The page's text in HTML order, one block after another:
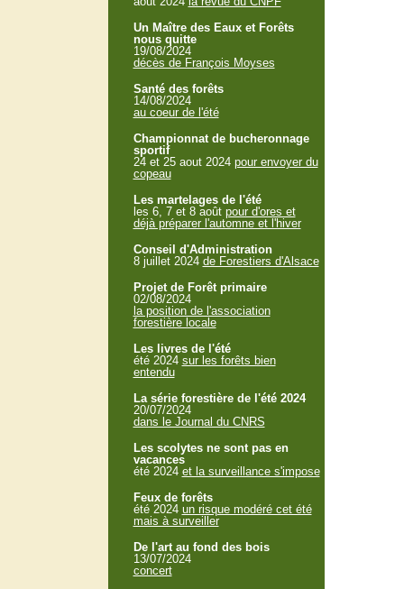
Un Maître des Eaux et Forêts
nous quitte
19/08/2024
décès de François Moyses
Santé des forêts
14/08/2024
au coeur de l'été
Championnat de bucheronnage
sportif
24 et 25 aout 2024 pour envoyer du
copeau
Les martelages de l'été
les 6, 7 et 8 août pour d'ores et
déjà préparer l'automne et l'hiver
Conseil d'Administration
8 juillet 2024 de Forestiers d'Alsace
Projet de Forêt primaire
02/08/2024
la position de l'association
forestière locale
Les livres de l'été
été 2024 sur les forêts bien
entendu
La série forestière de l'été 2024
20/07/2024
dans le Journal du CNRS
Les scolytes ne sont pas en
vacances
été 2024 et la surveillance s'impose
Feux de forêts
été 2024 un risque modéré cet été
mais à surveiller
De l'art au fond des bois
13/07/2024
concert